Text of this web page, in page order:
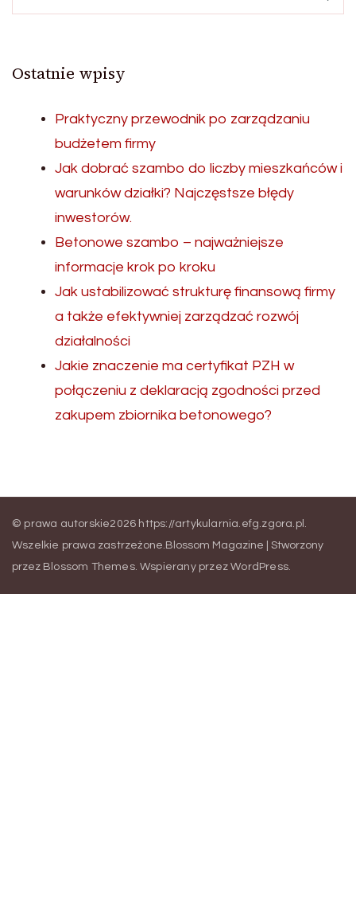
Ostatnie wpisy
Praktyczny przewodnik po zarządzaniu
budżetem firmy
Jak dobrać szambo do liczby mieszkańców i
warunków działki? Najczęstsze błędy
inwestorów.
Betonowe szambo – najważniejsze
informacje krok po kroku
Jak ustabilizować strukturę finansową firmy
a także efektywniej zarządzać rozwój
działalności
Jakie znaczenie ma certyfikat PZH w
połączeniu z deklaracją zgodności przed
zakupem zbiornika betonowego?
© prawa autorskie2026 https://artykularnia.efg.zgora.pl .
Wszelkie prawa zastrzeżone.Blossom Magazine | Stworzony
przez Blossom Themes. Wspierany przezWordPress.